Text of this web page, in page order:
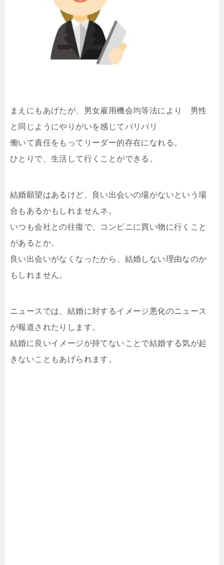
まえにもあげたが、男女雇用機会均等法により 男性
と同じようにやりがいを感じてバリバリ
働いて責任をもってリーダー的存在になれる。
ひとりで、生活して行くことができる。
結婚願望はあるけど、良い出会いの場がないという場
合もあるかもしれませんネ。
いつも会社との往復で、コンビニに買い物に行くこと
があるとか。
良い出会いがなくなったから、結婚しない理由なのか
もしれません。
ニュースでは、結婚に対するイメージ悪化のニュース
が報道されたりします。
結婚に良いイメージが持てないことで結婚する気が起
きないこともあげられます。